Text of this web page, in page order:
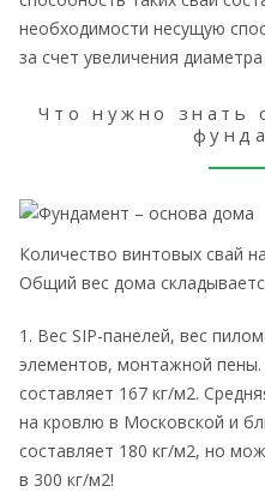
необходимости несущую
за счет увеличения
Что нужно знать
Количество винтовых свай
Общий вес дома
1. Вес SIP-панелей, вес
элементов, монтажной
составляет 167 кг/м2.
на кровлю в Московской и
составляет 180 кг/м2, но
в 300 кг/м2!